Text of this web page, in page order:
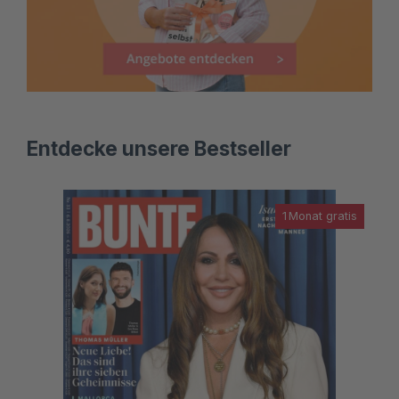
Entdecke unsere Bestseller
1 Monat gratis